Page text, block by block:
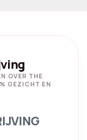
OVER THE
GEZICHT EN